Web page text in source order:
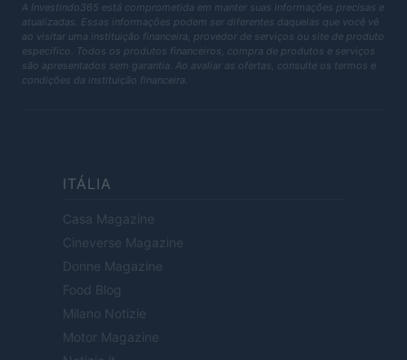
A Investindo365 está comprometida em manter suas informações precisas e
atualizadas. Essas informações podem ser diferentes daquelas que você vê
ao visitar uma instituição financeira, provedor de serviços ou site de produto
específico. Todos os produtos financeiros, compra de produtos e serviços
são apresentados sem garantia. Ao avaliar as ofertas, consulte os termos e
condições da instituição financeira.
ITÁLIA
Casa Magazine
Cineverse Magazine
Donne Magazine
Food Blog
Milano Notizie
Motor Magazine